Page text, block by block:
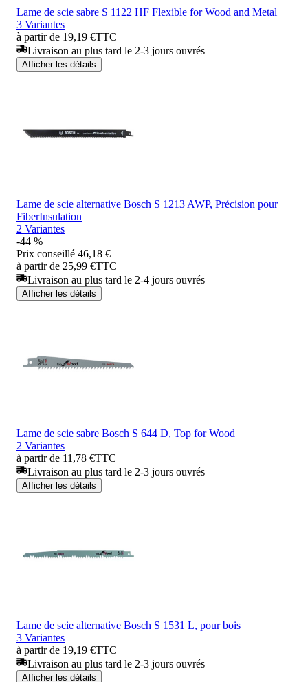
Lame de scie sabre S 1122 HF Flexible for Wood and Metal
3 Variantes
à partir de 19,19 €TTC
Livraison au plus tard le 2-3 jours ouvrés
Afficher les détails
Lame de scie alternative Bosch S 1213 AWP, Précision pour
FiberInsulation
2 Variantes
-44 %
Prix conseillé 46,18 €
à partir de 25,99 €TTC
Livraison au plus tard le 2-4 jours ouvrés
Afficher les détails
Lame de scie sabre Bosch S 644 D, Top for Wood
2 Variantes
à partir de 11,78 €TTC
Livraison au plus tard le 2-3 jours ouvrés
Afficher les détails
Lame de scie alternative Bosch S 1531 L, pour bois
3 Variantes
à partir de 19,19 €TTC
Livraison au plus tard le 2-3 jours ouvrés
Afficher les détails